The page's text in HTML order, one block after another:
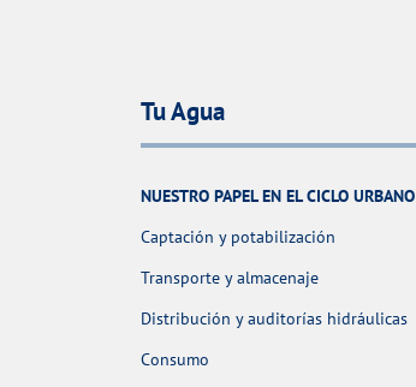
Tu Agua
NUESTRO PAPEL EN EL CICLO URBANO
Captación y potabilización
Transporte y almacenaje
Distribución y auditorías hidráulicas
Consumo